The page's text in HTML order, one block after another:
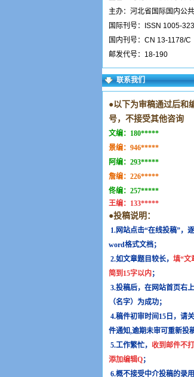
主办：河北省国际国内公
国际刊号：ISSN 1005-
国内刊号：CN 13-1178/C
邮发代号：18-190
联系我们
●以下为审稿通过后和
号，不接受其他咨询
文编： 180*****
景编： 946*****
阿编： 293*****
詹编： 226*****
佟编： 257*****
王编： 133*****
●投稿说明：
1.网站点击“在线投稿”，
word格式文档；
2.如文章题目较长， 填“文
简到15字以内 ；
3.投稿后，在网站首页右
（名字）为成功；
4.稿件初审时间15日，请
件通知,逾期未审可重新投稿
5.工作繁忙， 收到邮件不
添加编辑Q；
6.概不接受中介投稿的录